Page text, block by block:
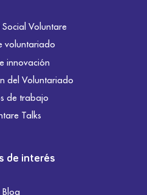
Social Voluntare
voluntariado
innovación
del Voluntariado
de trabajo
Talks
de interés
Blog